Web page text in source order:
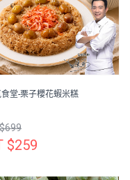
堂-栗子櫻花蝦米糕
$259